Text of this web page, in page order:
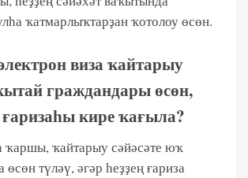
ҡатмарлыҡтарҙан ҡотолоу өсөн.
виза ҡайтарыу
граждандары өсөн,
ғаризаһы кире ҡағыла?
ҡайтарыу сәйәсәте юҡ
өсөн түләү, әгәр һеҙҙең ғариза